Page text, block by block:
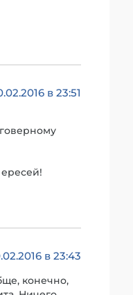
в 23:51
в 23:43
конечно,